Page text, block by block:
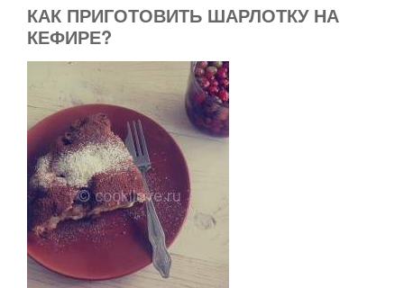
КАК ПРИГОТОВИТЬ ШАРЛОТКУ НА
КЕФИРЕ?